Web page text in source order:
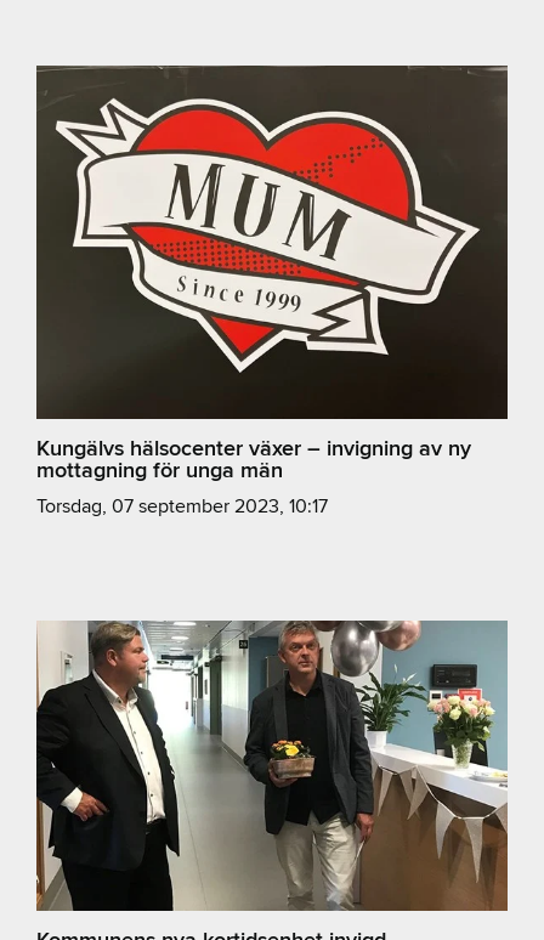
Kungälvs hälsocenter växer – invigning av ny
mottagning för unga män
torsdag, 07 september 2023, 10:17